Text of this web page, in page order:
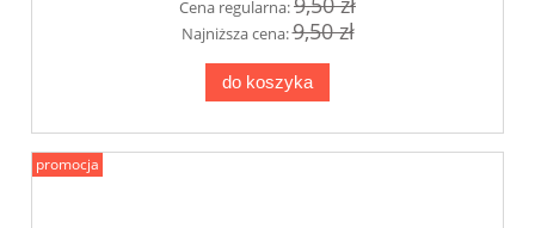
Cena regularna:
Najniższa cena:9,50 zł
do koszyka
promocja